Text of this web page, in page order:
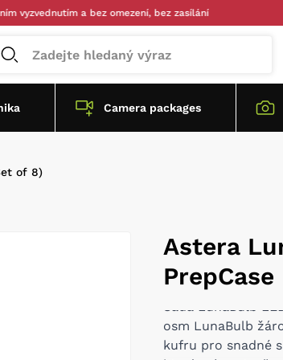
a bez omezení, bez zasílání
Camera packages
of 8)
Astera
Sada LunaBulb
osm LunaBulb
kufru pro snadné